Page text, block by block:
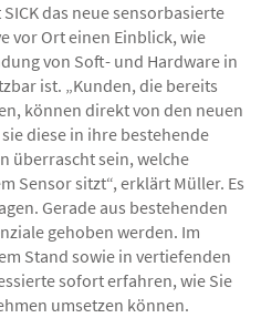
das neue sensorbasierte
vor Ort einen Einblick, wie
von Soft- und Hardware in
ist. „Kunden, die bereits
können direkt von den neuen
diese in ihre bestehende
überrascht sein, welche
Sensor sitzt“, erklärt Müller. Es
Gerade aus bestehenden
gehoben werden. Im
Stand sowie in vertiefenden
sofort erfahren, wie Sie
umsetzen können.